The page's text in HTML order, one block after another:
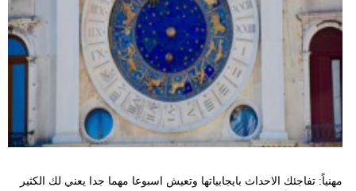
مهنياً: تفاجئك الاحداث بايجابياتها وتعيش اسبوعا مهما جدا يعني لك الكثير